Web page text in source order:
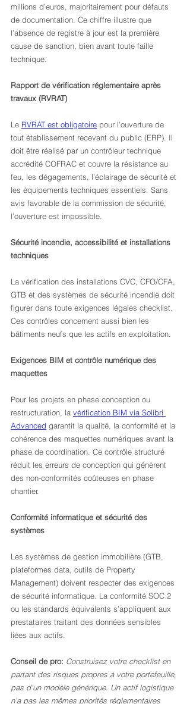
millions d’euros, majoritairement pour défauts
de documentation. Ce chiffre illustre que
l’absence de registre à jour est la première
cause de sanction, bien avant toute faille
technique.
Rapport de vérification réglementaire après
travaux (RVRAT)
Le RVRAT est obligatoire pour l’ouverture de
tout établissement recevant du public (ERP). Il
doit être réalisé par un contrôleur technique
accrédité COFRAC et couvre la résistance au
feu, les dégagements, l’éclairage de sécurité et
les équipements techniques essentiels. Sans
avis favorable de la commission de sécurité,
l’ouverture est impossible.
Sécurité incendie, accessibilité et installations
techniques
La vérification des installations CVC, CFO/CFA,
GTB et des systèmes de sécurité incendie doit
figurer dans toute exigences légales checklist.
Ces contrôles concernent aussi bien les
bâtiments neufs que les actifs en exploitation.
Exigences BIM et contrôle numérique des
maquettes
Pour les projets en phase conception ou
restructuration, la vérification BIM via Solibri
Advanced garantit la qualité, la conformité et la
cohérence des maquettes numériques avant la
phase de coordination. Ce contrôle structuré
réduit les erreurs de conception qui génèrent
des non-conformités coûteuses en phase
chantier.
Conformité informatique et sécurité des
systèmes
Les systèmes de gestion immobilière (GTB,
plateformes data, outils de Property
Management) doivent respecter des exigences
de sécurité informatique. La conformité SOC 2
ou les standards équivalents s’appliquent aux
prestataires traitant des données sensibles
liées aux actifs.
Conseil de pro: Construisez votre checklist en
partant des risques propres à votre portefeuille,
pas d’un modèle générique. Un actif logistique
n’a pas les mêmes priorités réglementaires